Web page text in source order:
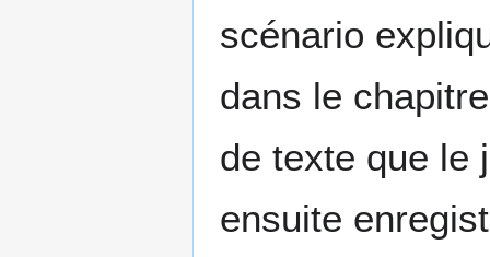
scénario
dans le
de texte que le
ensuite